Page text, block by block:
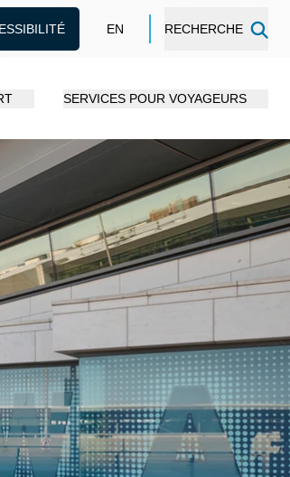
EN RECHERCHE
SERVICES POUR VOYAGEURS